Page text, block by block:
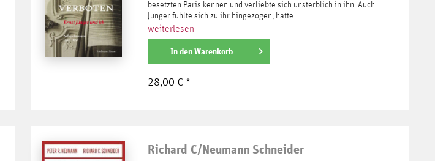
besetzten Paris kennen und verliebte sich unsterblich in ihn. Auch
Jünger fühlte sich zu ihr hingezogen, hatte...
weiterlesen
In denWarenkorb
28,00 € *
Richard C/Neumann Schneider